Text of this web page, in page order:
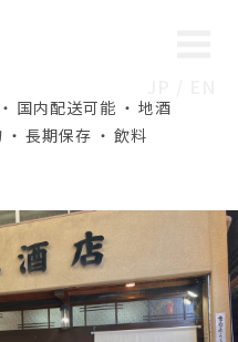
国内配送可能
地酒
長期保存
飲料